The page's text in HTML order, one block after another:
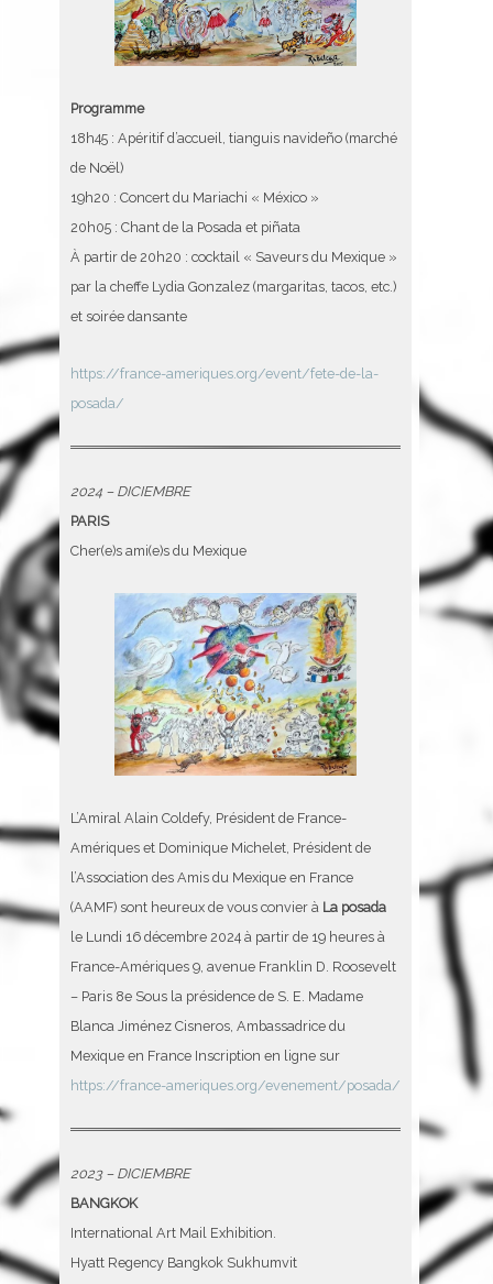
Programme
18h45 : Apéritif d’accueil, tianguis navideño (marché
de Noël)
19h20 : Concert du Mariachi « México »
20h05 : Chant de la Posada et piñata
À partir de 20h20 : cocktail « Saveurs du Mexique »
par la cheffe Lydia Gonzalez (margaritas, tacos, etc.)
et soirée dansante
https://france-ameriques.org/event/fete-de-la-
posada/
2024 – DICIEMBRE
PARIS
Cher(e)s ami(e)s du Mexique
L’Amiral Alain Coldefy, Président de France-
Amériques et Dominique Michelet, Président de
l’Association des Amis du Mexique en France
(AAMF) sont heureux de vous convier à La posada
le Lundi 16 décembre 2024 à partir de 19 heures à
France-Amériques 9, avenue Franklin D. Roosevelt
– Paris 8e Sous la présidence de S. E. Madame
Blanca Jiménez Cisneros, Ambassadrice du
Mexique en France Inscription en ligne sur
https://france-ameriques.org/evenement/posada/
2023 – DICIEMBRE
BANGKOK
International Art Mail Exhibition.
Hyatt Regency Bangkok Sukhumvit